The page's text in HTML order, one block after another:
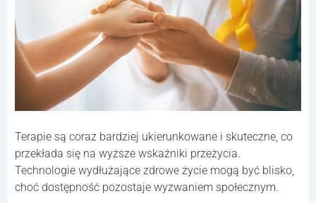
Terapie są coraz bardziej ukierunkowane i skuteczne, co
przekłada się na wyższe wskaźniki przeżycia.
Technologie wydłużające zdrowe życie mogą być blisko,
choć dostępność pozostaje wyzwaniem społecznym.